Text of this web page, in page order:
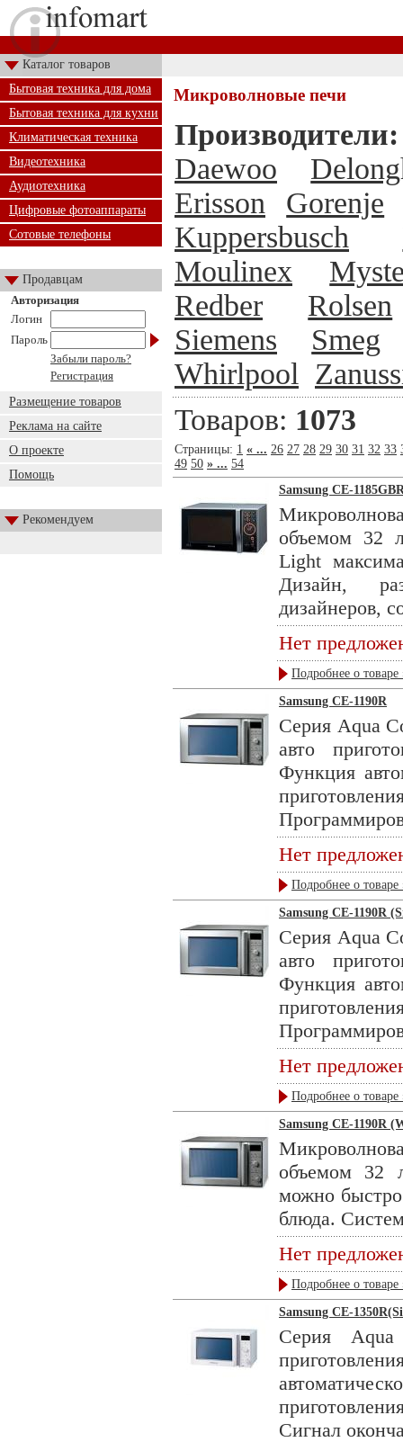
Каталог товаров
Бытовая техника для дома
Бытовая техника для кухни
Климатическая техника
Видеотехника
Аудиотехника
Цифровые фотоаппараты
Сотовые телефоны
Продавцам
Авторизация
Логин
Пароль
Забыли пароль?
Регистрация
Размещение товаров
Реклама на сайте
О проекте
Помощь
Рекомендуем
Микроволновые печи
Производители:
Daewoo
Erisson
Gorenje
Kuppersbusch
Moulinex
Redber
Rolsen
Siemens
Smeg
Whirlpool
Товаров: 1073
Страницы: 1 « ... 26 27 28 29 30 31 32 33
49 50 » ... 54
Samsung CE-
объемом 32
Light
Дизайн,
дизайнеров,
Нет
Подробнее о товаре
Samsung CE-1190R
Серия Aqua
авто
Функция
Нет
Подробнее о товаре
Samsung CE-1190R
Серия Aqua
авто
Функция
Нет
Подробнее о товаре
Samsung CE-1190R
объемом 32
можно быстро
блюда.
Нет
Подробнее о товаре
Samsung CE-
Серия Aqua
Сигнал